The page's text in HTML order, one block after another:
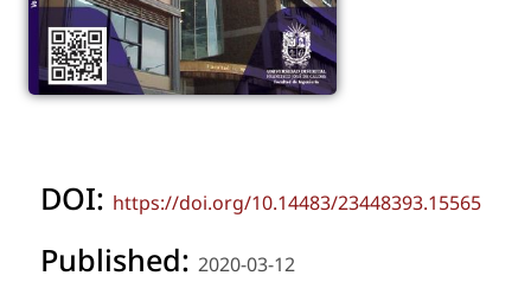
DOI: https://doi.org/10.14483/23448393.15565
Published: 2020-03-12